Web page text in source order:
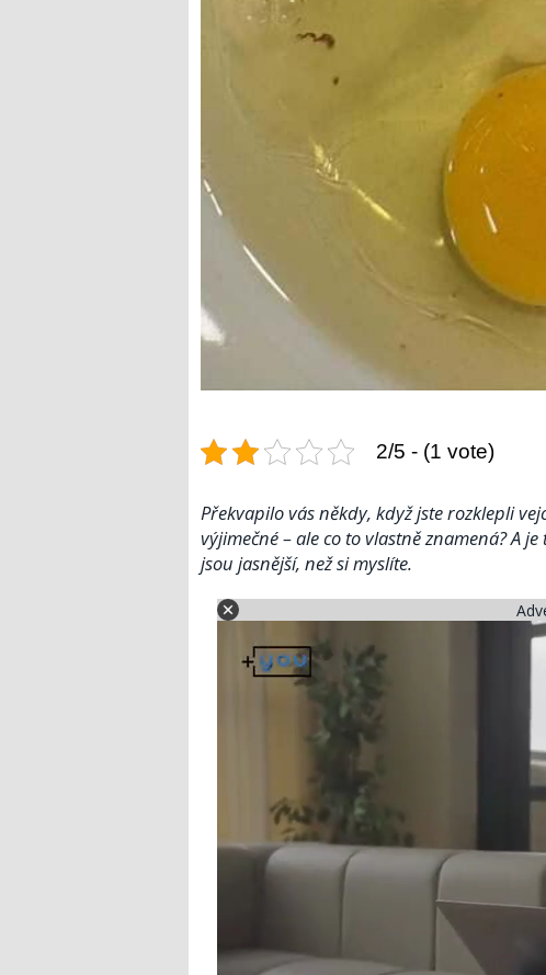
2/5 - (1 vote)
Překvapilo vás někdy, když jste rozklepli
výjimečné – ale co to vlastně znamená? A
jsou jasnější, než si myslíte.